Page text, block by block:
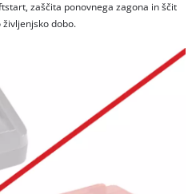
zaščita ponovnega zagona in ščit
dobo.